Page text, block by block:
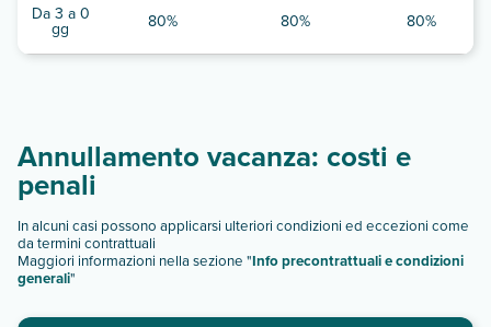
Da 3 a 0
gg 80% 80% 80%
Annullamento vacanza: costi e
penali
In alcuni casi possono applicarsi ulteriori condizioni ed eccezioni come
da termini contrattuali
Maggiori informazioni nella sezione "Info precontrattuali e condizioni
generali"